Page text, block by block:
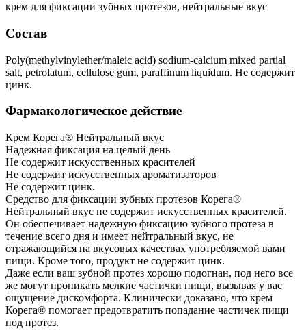
крем для фиксации зубных протезов, нейтральные вкус
Состав
Poly(methylvinylether/maleic acid) sodium-calcium mixed partial
salt, petrolatum, cellulose gum, paraffinum liquidum. Не содержит
цинк.
Фармакологическое действие
Крем Корега® Нейтральный вкус
Надежная фиксация на целый день
Не содержит искусственных красителей
Не содержит искусственных ароматизаторов
Не содержит цинк.
Средство для фиксации зубных протезов Корега®
Нейтральный вкус не содержит искусственных красителей.
Он обеспечивает надежную фиксацию зубного протеза в
течение всего дня и имеет нейтральный вкус, не
отражающийся на вкусовых качествах употребляемой вами
пищи. Кроме того, продукт не содержит цинк.
Даже если ваш зубной протез хорошо подогнан, под него все
же могут проникать мелкие частички пищи, вызывая у вас
ощущение дискомфорта. Клинически доказано, что крем
Корега® помогает предотвратить попадание частичек пищи
под протез.